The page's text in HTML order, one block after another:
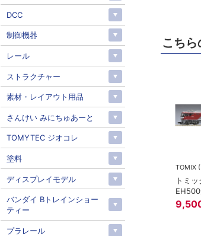
こち
TOMIX
トミ
DCC
制御機器
レール
ストラクチャー
素材・レイアウト用品
さんけい みにちゅあーと
TOMYTEC ジオコレ
塗料
ディスプレイモデル
バンダイ Bトレインショー
ティー
プラレール